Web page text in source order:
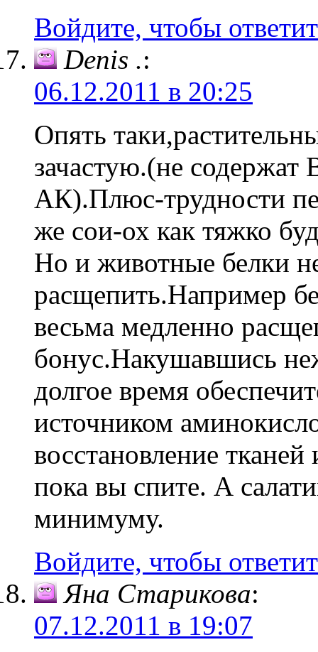
Войдите, чтобы
Denis .:
06.12.2011 в 20:25
Опять
зачастую.(не
АК).Плюс-трудности
же сои-ох как тяжко
Но и животные белки
расщепить.Например
весьма медленно
бонус.Накушавшись
долгое время
источником
восстановление
пока вы спите. А
минимуму.
Войдите, чтобы
Яна Старикова:
07.12.2011 в 19:07